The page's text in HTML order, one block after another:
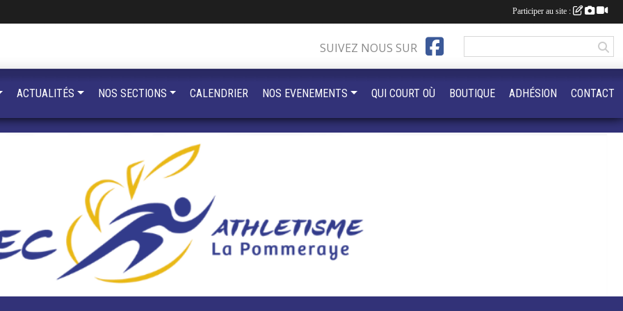
SUIVEZ NOUS SUR
ACTUALITÉS NOS SECTIONS CALENDRIER NOS EVENEMENTS QUI COURT OÙ BOUTIQUE ADHÉSION CONTACT
Participer au site :